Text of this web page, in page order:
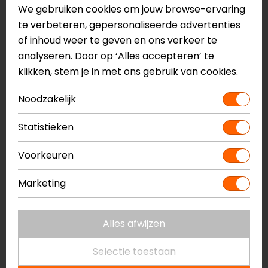
Stretch softshell-inzetstukken
Drystar waterdicht en ademend membraan
Uitneembare thermische korte broek
Magnetische gesp bij taille sluiting
Waterdichte zak en snel toegankelijke zak
Meerdere ventilatieopeningen
DFS Lite kneesliders
GP verlengde knie- en bovenste
scheenbeenprotectoren
CE II EN 17092-4:2020 Klasse A
Meer informatie nodig?
Heb je meer informatie nodig over dit product?
met ons op of kom langs in één
in Breda, Capelle aan den IJssel,
We gebruiken cookies om jouw browse-ervaring
te verbeteren, gepersonaliseerde advertenties
of inhoud weer te geven en ons verkeer te
analyseren. Door op ‘Alles accepteren’ te
klikken, stem je in met ons gebruik van cookies.
Noodzakelijk
Statistieken
Voorkeuren
Marketing
Alles afwijzen
Selectie toestaan